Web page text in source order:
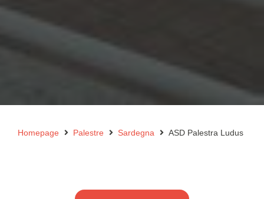
Homepage Palestre Sardegna ASD Palestra Ludus